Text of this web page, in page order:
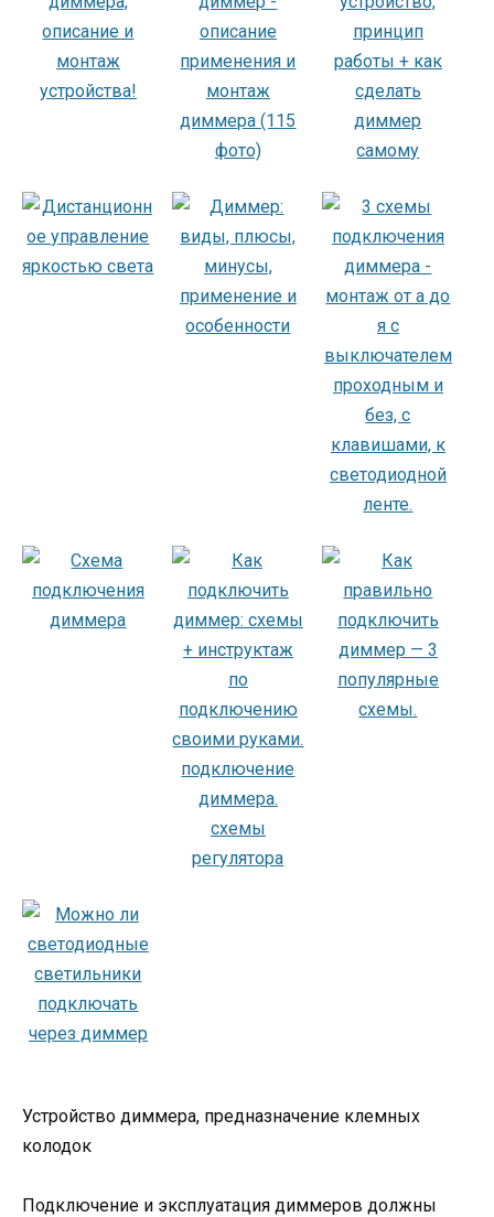
Устройство диммера, предназначение клемных
колодок
Подключение и эксплуатация диммеров должны